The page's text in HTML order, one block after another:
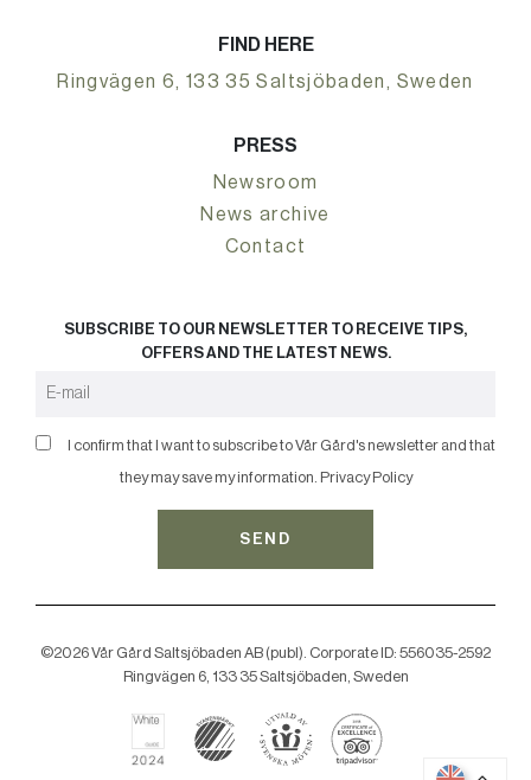
FIND HERE
Ringvägen 6, 133 35 Saltsjöbaden, Sweden
PRESS
Newsroom
News archive
Contact
SUBSCRIBE TO OUR NEWSLETTER TO RECEIVE TIPS,
OFFERS AND THE LATEST NEWS.
I confirm that I want to subscribe to Vår Gård's newsletter and that
they may save my information. Privacy Policy
SEND
©2026 Vår Gård Saltsjöbaden AB (publ). Corporate ID: 556035-2592
Ringvägen 6, 133 35 Saltsjöbaden, Sweden